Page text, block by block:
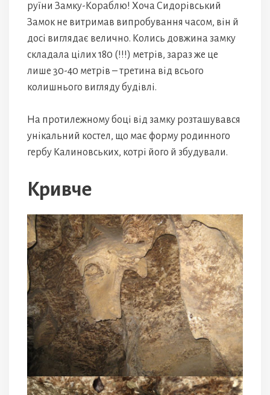
руїни Замку-Кораблю! Хоча Сидорівський
Замок не витримав випробування часом, він й
досі виглядає велично. Колись довжина замку
складала цілих 180 (!!!) метрів, зараз же це
лише 30-40 метрів – третина від всього
колишнього вигляду будівлі.
На протилежному боці від замку розташувався
унікальний костел, що має форму родинного
гербу Калиновських, котрі його й збудували.
Кривче